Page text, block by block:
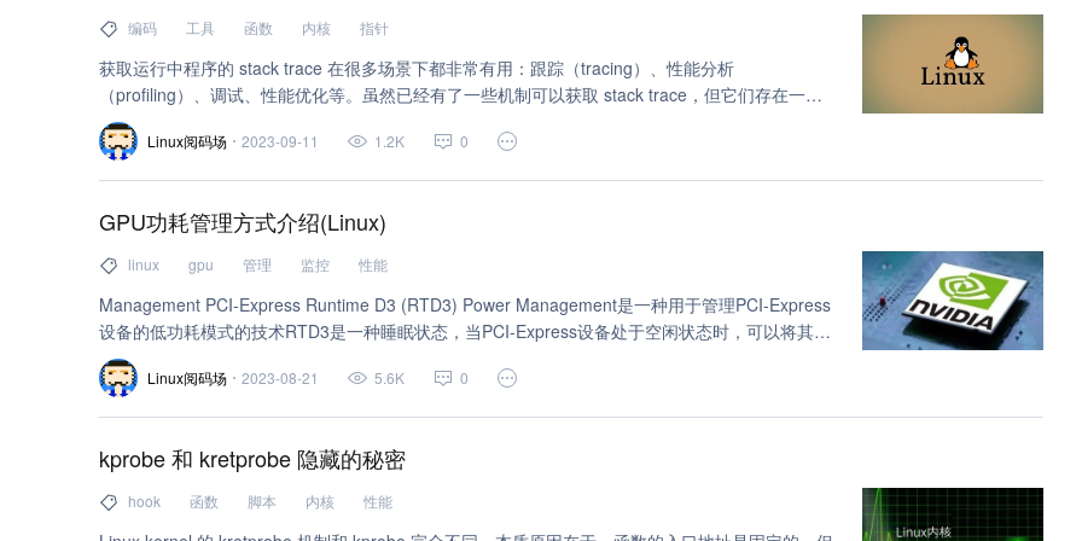
编码 工具 函数 内核 指针
获取运行中程序的 stack trace 在很多场景下都非常有用：跟踪（tracing）、性能分析
（profiling）、调试、性能优化等。虽然已经有了一些机制可以获取 stack trace，但它们存在一些
缺点。于是"Simple Frame"（SFrame） stack trace 格式应运而生，希望解决其他技术的不足之
处。今年五月，Steve Rostedt 和 Indu Bhagat 在 LSFMM+BPF 活动中就内核中的 SFrame 支持进
行了演讲；几天后，Bhagat 在温哥华的北美开源峰会上做了一个更加全面的关于 SFrame 的演讲
Linux阅码场 2023-09-11 1.2K 0
GPU功耗管理方式介绍(Linux)
linux gpu 管理 监控 性能
Management PCI-Express Runtime D3 (RTD3) Power Management是一种用于管理PCI-Express
设备的低功耗模式的技术RTD3是一种睡眠状态，当PCI-Express设备处于空闲状态时，可以将其置
于低功耗模式，以减少能源消耗和热量产生。英伟达™（NVIDIA®）图形处理器有许多省电机制。
其中一些机制会降低芯片不同部分的时钟和电压，在某些情况下还会完全关闭芯片部分的时钟或电
源，但不会影响功能或继续运行，只是速度较慢。然而，英伟达™（NVIDIA®）GPU 的最低能耗状
GPU 无法运行任何功能。必须注意的是，只有在 GPU 上没有运行任何工作负载的情况下才能进入
这种状态，而且在试图开始工作或进行任何内存映射 I/O (MMIO) 访问之前，必须先重新开启 GPU
并恢复任何必要的状态。
Linux阅码场 2023-08-21 5.6K 0
kprobe 和 kretprobe 隐藏的秘密
hook 函数 脚本 内核 性能